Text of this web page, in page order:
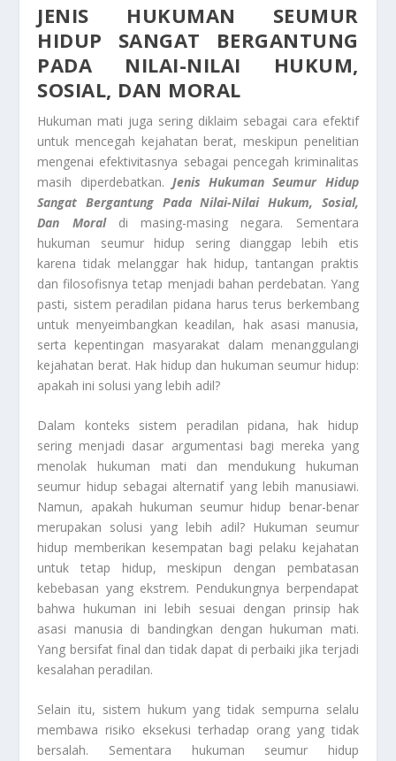
JENIS HUKUMAN SEUMUR
HIDUP
SANGAT BERGANTUNG
PADA NILAI-NILAI HUKUM,
SOSIAL, DAN MORAL
Hukuman mati juga sering diklaim sebagai cara efektif
untuk mencegah kejahatan berat, meskipun penelitian
mengenai efektivitasnya sebagai pencegah kriminalitas
masih diperdebatkan. Jenis Hukuman Seumur Hidup
Sangat Bergantung Pada Nilai-Nilai Hukum, Sosial,
Dan Moraldi masing-masing negara. Sementara
hukuman seumur hidup sering dianggap lebih etis
karena tidak melanggar hak hidup, tantangan praktis
dan filosofisnya tetap menjadi bahan perdebatan. Yang
pasti, sistem peradilan pidana harus terus berkembang
untuk menyeimbangkan keadilan, hak asasi manusia,
serta kepentingan masyarakat dalam menanggulangi
kejahatan berat. Hak hidup dan hukuman seumur hidup:
apakah ini solusi yang lebih adil?
Dalam konteks sistem peradilan pidana, hak hidup
sering menjadi dasar argumentasi bagi mereka yang
menolak hukuman mati dan mendukung hukuman
seumur hidup sebagai alternatif yang lebih manusiawi.
Namun, apakah hukuman seumur hidup benar-benar
merupakan solusi yang lebih adil? Hukuman seumur
hidup memberikan kesempatan bagi pelaku kejahatan
untuk tetap hidup, meskipun dengan pembatasan
kebebasan yang ekstrem. Pendukungnya berpendapat
bahwa hukuman ini lebih sesuai dengan prinsip hak
asasi manusia di bandingkan dengan hukuman mati.
Yang bersifat final dan tidak dapat di perbaiki jika terjadi
kesalahan peradilan.
Selain itu, sistem hukum yang tidak sempurna selalu
membawa risiko eksekusi terhadap orang yang tidak
bersalah. Sementara hukuman seumur hidup